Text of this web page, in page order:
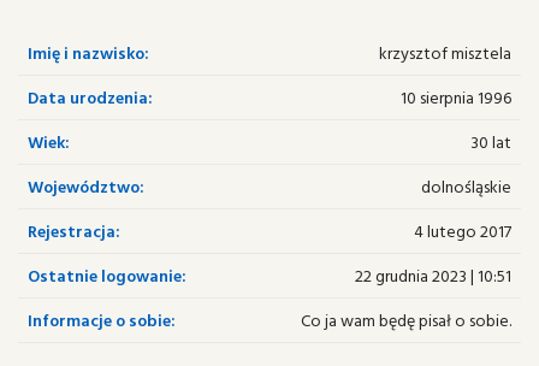
Imię i nazwisko:
krzysztof misztela
Data urodzenia:
10 sierpnia 1996
Wiek:
30 lat
Województwo:
dolnośląskie
Rejestracja:
4 lutego 2017
Ostatnie logowanie:
22 grudnia 2023 | 10:51
Informacje o sobie:
Co ja wam będę pisał o sobie.